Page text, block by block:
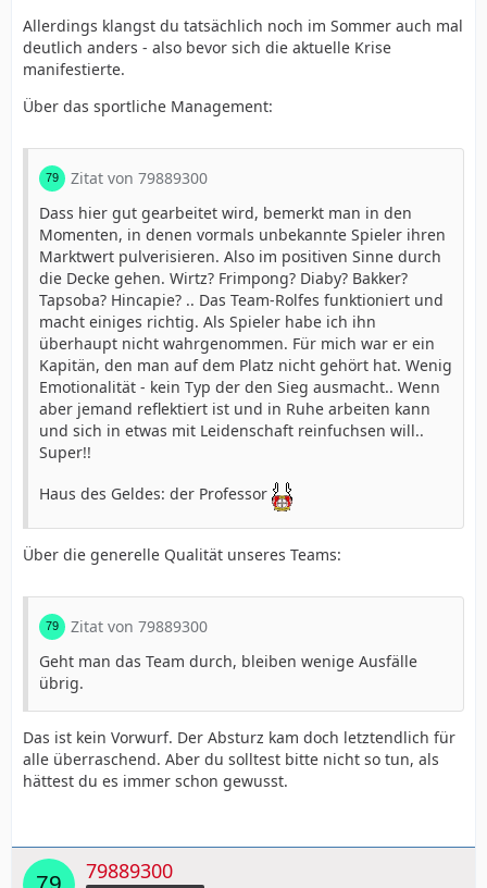
Allerdings klangst du tatsächlich noch im Sommer auch mal
deutlich anders - also bevor sich die aktuelle Krise
manifestierte.
Über das sportliche Management:
Zitat von 79889300
Dass hier gut gearbeitet wird, bemerkt man in den
Momenten, in denen vormals unbekannte Spieler ihren
Marktwert pulverisieren. Also im positiven Sinne durch
die Decke gehen. Wirtz? Frimpong? Diaby? Bakker?
Tapsoba? Hincapie? .. Das Team-Rolfes funktioniert und
macht einiges richtig. Als Spieler habe ich ihn
überhaupt nicht wahrgenommen. Für mich war er ein
Kapitän, den man auf dem Platz nicht gehört hat. Wenig
Emotionalität - kein Typ der den Sieg ausmacht.. Wenn
aber jemand reflektiert ist und in Ruhe arbeiten kann
und sich in etwas mit Leidenschaft reinfuchsen will..
Super!!
Haus des Geldes: der Professor
Über die generelle Qualität unseres Teams:
Zitat von 79889300
Geht man das Team durch, bleiben wenige Ausfälle
übrig.
Das ist kein Vorwurf. Der Absturz kam doch letztendlich für
alle überraschend. Aber du solltest bitte nicht so tun, als
hättest du es immer schon gewusst.
79889300